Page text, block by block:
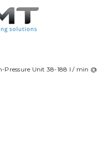
Pressure Unit 38-188 l / min @